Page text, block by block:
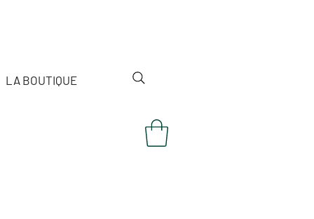
LA BOUTIQUE